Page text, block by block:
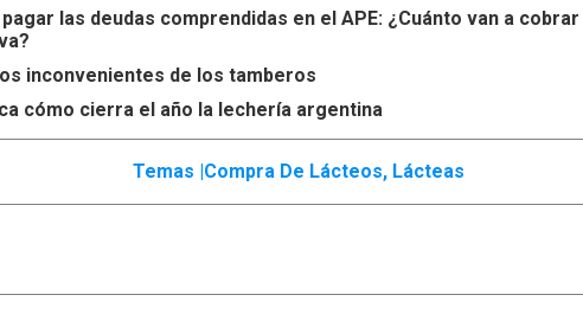
las deudas comprendidas en el APE: ¿Cuánto van a
inconvenientes de los tamberos
cómo cierra el año la lechería argentina
Temas | Compra De Lácteos, Lácteas